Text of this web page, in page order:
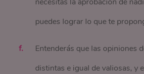
puedes lograr lo que te
Entenderás que las opiniones
distintas e igual de valiosas, y